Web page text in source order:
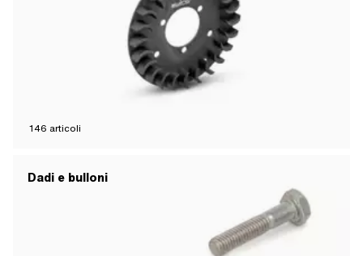
146 articoli
Dadi e bulloni